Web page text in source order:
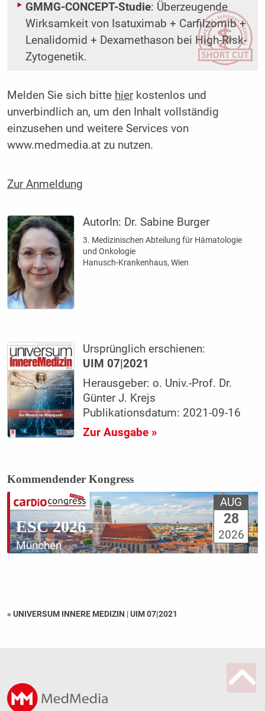
GMMG-CONCEPT-Studie: Überzeugende
Wirksamkeit von Isatuximab + Carfilzomib +
Lenalidomid + Dexamethason bei High-Risk-
Zytogenetik.
Melden Sie sich bitte hierkostenlos und
unverbindlich an, um den Inhalt vollständig
einzusehen und weitere Services von
www.medmedia.at zu nutzen.
Zur Anmeldung
AutorIn: Dr. Sabine Burger
3. Medizinischen Abteilung für Hämatologie
und Onkologie
Hanusch-Krankenhaus, Wien
Ursprünglich erschienen:
UIM 07|2021
Herausgeber: o. Univ.-Prof. Dr.
Günter J. Krejs
Publikationsdatum: 2021-09-16
Zur Ausgabe »
Kommendender Kongress
ESC 2026
München
AUG
28
2026
« UNIVERSUM INNERE MEDIZIN |UIM 07|2021